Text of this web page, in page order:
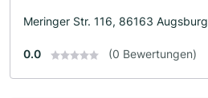
Meringer Str. 116, 86163 Augsburg
0.0 (0 Bewertungen)